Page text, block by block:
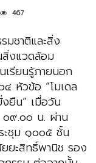
467
มชาติและสิ่ง
งแวดล้อม
เรียนรู้ภายนอก
หัวข้อ “โมเดล
ยืน” เมื่อวัน
๙.๐๐ น. ผ่าน
ชุม ๑๐๐๕ ชั้น
ยะสิทธิ์พานิช รอง